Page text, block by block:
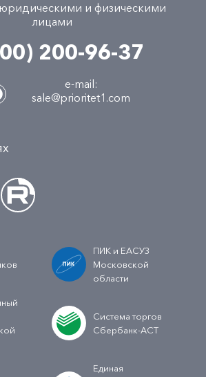
и физическими
лицами
200-96-37
e-mail:
sale@prioritet1.com
ПИК и ЕАСУЗ
Московской
области
Система торгов
Сбербанк-АСТ
Единая